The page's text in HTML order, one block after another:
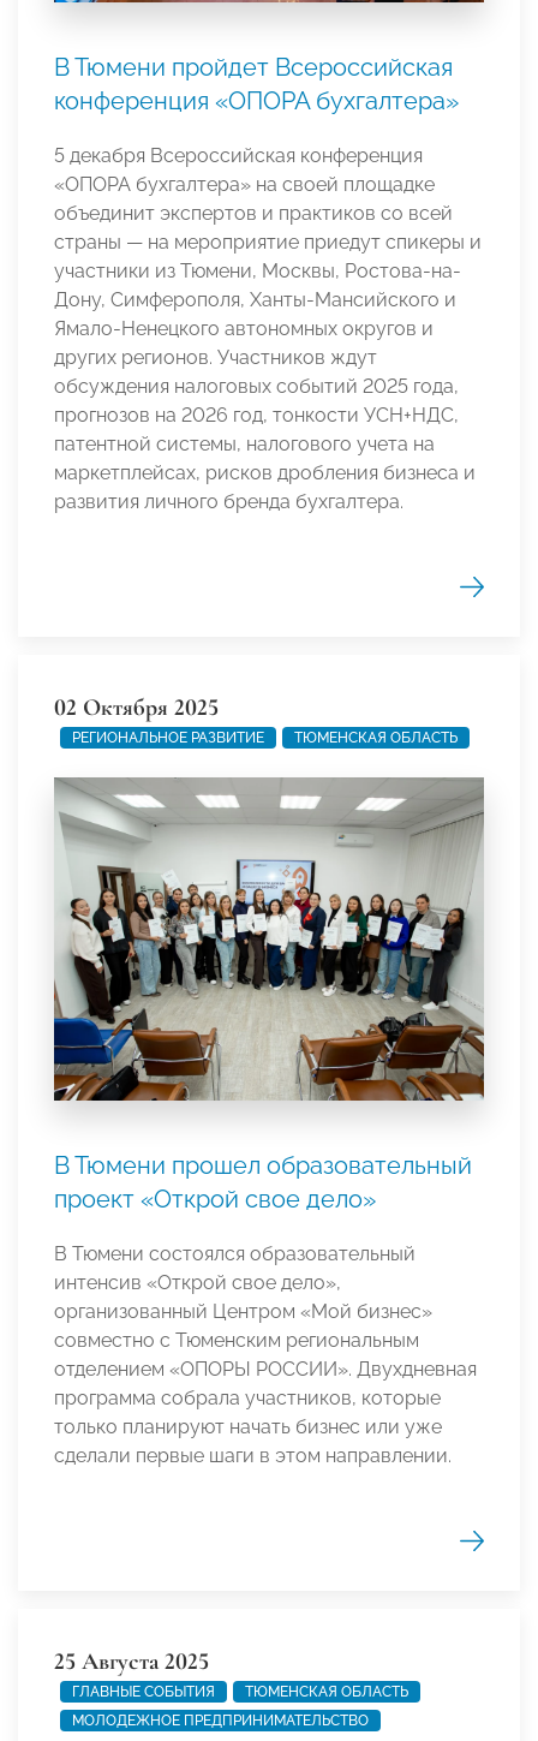
В Тюмени пройдет Всероссийская
конференция «ОПОРА бухгалтера»
5 декабря Всероссийская конференция
«ОПОРА бухгалтера» на своей площадке
объединит экспертов и практиков со всей
страны — на мероприятие приедут спикеры и
участники из Тюмени, Москвы, Ростова-на-
Дону, Симферополя, Ханты-Мансийского и
Ямало-Ненецкого автономных округов и
других регионов. Участников ждут
обсуждения налоговых событий 2025 года,
прогнозов на 2026 год, тонкости УСН+НДС,
патентной системы, налогового учета на
маркетплейсах, рисков дробления бизнеса и
развития личного бренда бухгалтера.
02 Октября 2025
РЕГИОНАЛЬНОЕ РАЗВИТИЕ ТЮМЕНСКАЯ ОБЛАСТЬ
В Тюмени прошел образовательный
проект «Открой свое дело»
В Тюмени состоялся образовательный
интенсив «Открой свое дело»,
организованный Центром «Мой бизнес»
совместно с Тюменским региональным
отделением «ОПОРЫ РОССИИ». Двухдневная
программа собрала участников, которые
только планируют начать бизнес или уже
сделали первые шаги в этом направлении.
25 Августа 2025
ГЛАВНЫЕ СОБЫТИЯ
ТЮМЕНСКАЯ ОБЛАСТЬ
МОЛОДЕЖНОЕ ПРЕДПРИНИМАТЕЛЬСТВО